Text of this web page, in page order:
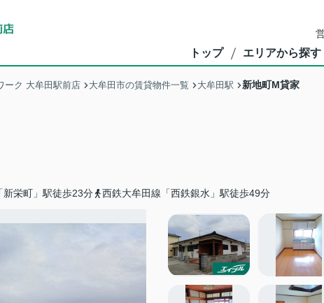
トップ エリアから探す
ーク 大牟田駅前店 大牟田市の賃貸物件一覧 大牟田駅 新地町M貸家
新栄町」駅徒歩23分 西鉄大牟田線「西鉄銀水」駅徒歩49分